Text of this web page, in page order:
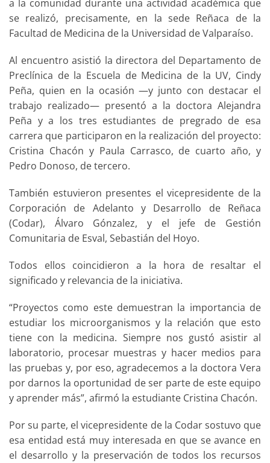
a la comunidad durante una actividad académica que
se realizó, precisamente, en la sede Reñaca de la
Facultad de Medicina de la Universidad de Valparaíso.
Al encuentro asistió la directora del Departamento de
Preclínica de la Escuela de Medicina de la UV, Cindy
Peña, quien en la ocasión —y junto con destacar el
trabajo realizado— presentó a la doctora Alejandra
Peña y a los tres estudiantes de pregrado de esa
carrera que participaron en la realización del proyecto:
Cristina Chacón y Paula Carrasco, de cuarto año, y
Pedro Donoso, de tercero.
También estuvieron presentes el vicepresidente de la
Corporación de Adelanto y Desarrollo de Reñaca
(Codar), Álvaro Gónzalez, y el jefe de Gestión
Comunitaria de Esval, Sebastián del Hoyo.
Todos ellos coincidieron a la hora de resaltar el
significado y relevancia de la iniciativa.
“Proyectos como este demuestran la importancia de
estudiar los microorganismos y la relación que esto
tiene con la medicina. Siempre nos gustó asistir al
laboratorio, procesar muestras y hacer medios para
las pruebas y, por eso, agradecemos a la doctora Vera
por darnos la oportunidad de ser parte de este equipo
y aprender más”, afirmó la estudiante Cristina Chacón.
Por su parte, el vicepresidente de la Codar sostuvo que
esa entidad está muy interesada en que se avance en
el desarrollo y la preservación de todos los recursos